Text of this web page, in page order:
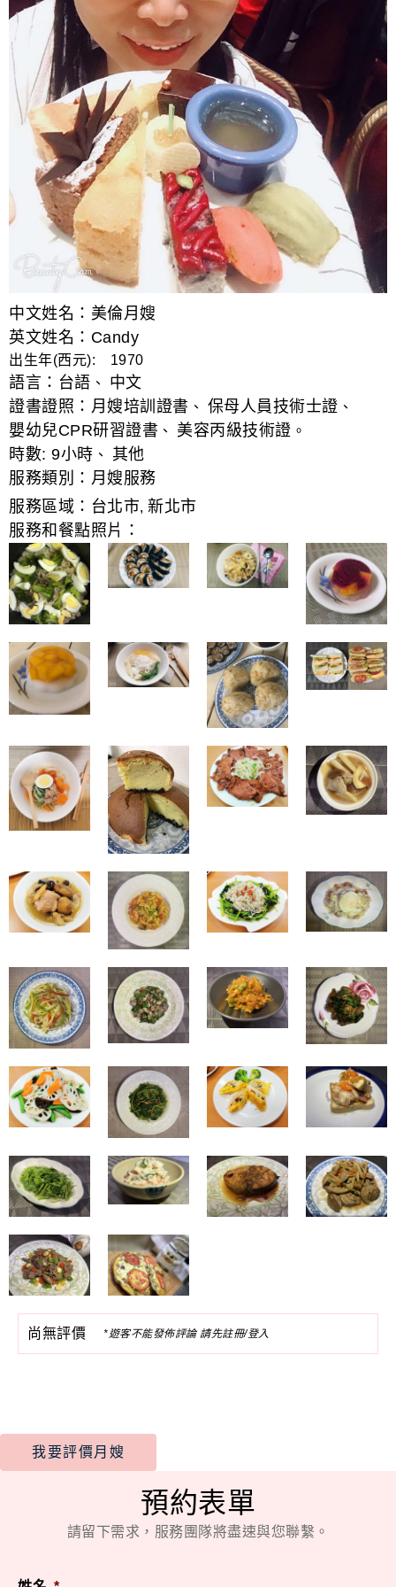
中文姓名：美倫月嫂
英文姓名：Candy
出生年(西元): 1970
語言： 台語 、
中文
證書證照： 月嫂培訓證書 、 保母人員技術士證 、
嬰幼兒CPR研習證書 、 美容丙級技術證 。
時數: 9小時 、
其他
服務類別： 月嫂服務
服務區域： 台北市, 新北市
服務和餐點照片：
尚無評價 *遊客不能發佈評論 請先註冊/登入
我要評價月嫂
預約表單
請留下需求，服務團隊將盡速與您聯繫。